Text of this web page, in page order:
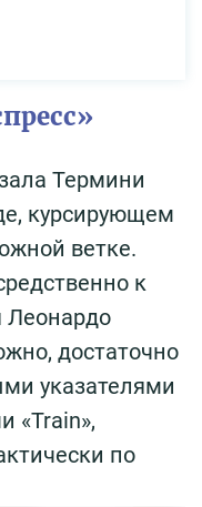
Термини
курсирующем
ветке.
к
Леонардо
достаточно
указателями
«Train»,
по